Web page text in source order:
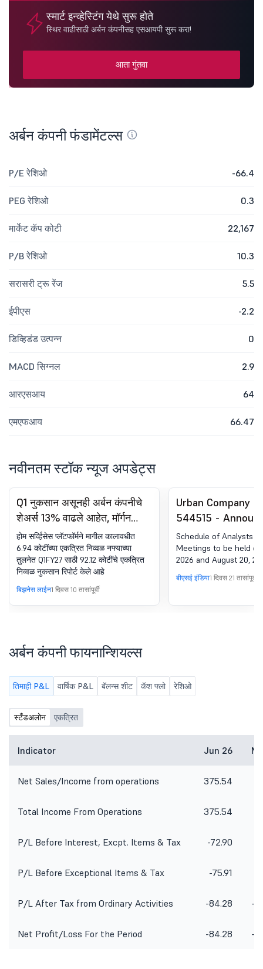
स्मार्ट इन्व्हेस्टिंग येथे सुरू होते
स्थिर वाढीसाठी अर्बन कंपनीसह एसआयपी सुरू करा!
आता गुंतवा
अर्बन कंपनी फंडामेंटल्स
P/E रेशिओ -66.4
PEG रेशिओ 0.3
मार्केट कॅप कोटी 22,167
P/B रेशिओ 10.3
सरासरी ट्रू रेंज 5.5
ईपीएस -2.2
डिव्हिडंड उत्पन्न 0
MACD सिग्नल 2.9
आरएसआय 64
एमएफआय 66.47
नवीनतम स्टॉक न्यूज अपडेट्स
Q1 नुकसान असूनही अर्बन कंपनीचे
शेअर्स 13% वाढले आहेत, मॉर्गन
स्टॅनली ओव्हरवेटमध्ये अपग्रेड होते
होम सर्व्हिसेस प्लॅटफॉर्मने मागील कालावधीत
6.94 कोटींच्या एकत्रित निव्वळ नफ्याच्या
तुलनेत Q1FY27 साठी 92.12 कोटींचे एकत्रित
निव्वळ नुकसान रिपोर्ट केले आहे
बिझनेस लाईन1 दिवस 10 तासांपूर्वी
Urban Company
544515 -
under Regulation
(LODR)-Analyst /
Meet - Intimation
Schedule of Analysts /
Meetings to be held on
2026 and August 20,
बीएसई इंडिया1 दिवस 21 तासांपूर्वी
अर्बन कंपनी फायनान्शियल्स
तिमाही P&L वार्षिक P&L बॅलन्स शीट कॅश फ्लो रेशिओ
स्टँडअलोन एकत्रित
Indicator Jun 26
Net Sales/Income from operations 375.54
Total Income From Operations 375.54
P/L Before Interest, Excpt. Items & Tax -72.90
P/L Before Exceptional Items & Tax -75.91
P/L After Tax from Ordinary Activities -84.28 -
Net Profit/Loss For the Period -84.28 -